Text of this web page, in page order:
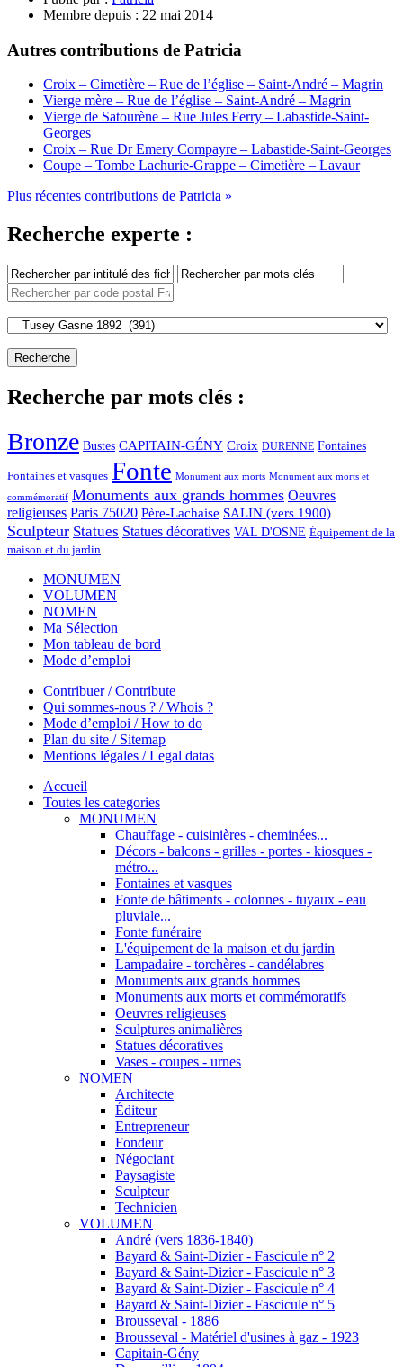
Membre depuis : 22 mai 2014
Autres contributions de Patricia
Croix – Cimetière – Rue de l’église – Saint-André – Magrin
Vierge mère – Rue de l’église – Saint-André – Magrin
Vierge de Satourène – Rue Jules Ferry – Labastide-Saint-
Georges
Croix – Rue Dr Emery Compayre – Labastide-Saint-Georges
Coupe – Tombe Lachurie-Grappe – Cimetière – Lavaur
Plus récentes contributions de Patricia »
Recherche experte :
Recherche par mots clés :
Bronze Bustes CAPITAIN-GÉNY Croix DURENNE Fontaines
Fontaines et vasques Fonte Monument aux morts Monument aux morts et
commémoratif Monuments aux grands hommes Oeuvres
religieuses Paris 75020 Père-Lachaise SALIN (vers 1900)
Sculpteur Statues Statues décoratives VAL D'OSNE Équipement de la
maison et du jardin
MONUMEN
VOLUMEN
NOMEN
Ma Sélection
Mon tableau de bord
Mode d’emploi
Contribuer / Contribute
Qui sommes-nous ? / Whois ?
Mode d’emploi / How to do
Plan du site / Sitemap
Mentions légales / Legal datas
Accueil
Toutes les categories
MONUMEN
Chauffage - cuisinières - cheminées...
Décors - balcons - grilles - portes - kiosques -
métro...
Fontaines et vasques
Fonte de bâtiments - colonnes - tuyaux - eau
pluviale...
Fonte funéraire
L'équipement de la maison et du jardin
Lampadaire - torchères - candélabres
Monuments aux grands hommes
Monuments aux morts et commémoratifs
Oeuvres religieuses
Sculptures animalières
Statues décoratives
Vases - coupes - urnes
NOMEN
Architecte
Éditeur
Entrepreneur
Fondeur
Négociant
Paysagiste
Sculpteur
Technicien
VOLUMEN
André (vers 1836-1840)
Bayard & Saint-Dizier - Fascicule n° 2
Bayard & Saint-Dizier - Fascicule n° 3
Bayard & Saint-Dizier - Fascicule n° 4
Bayard & Saint-Dizier - Fascicule n° 5
Brousseval - 1886
Brousseval - Matériel d'usines à gaz - 1923
Capitain-Gény